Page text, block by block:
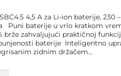
4,5 A za Li-ion baterije, 230 –
Puni baterije u vrlo kratkom
brže zahvaljujući praktičnoj
baterije Inteligentno
zidnim držačem…